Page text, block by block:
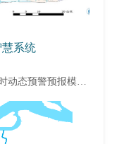
系统
警预报模型与智慧系统